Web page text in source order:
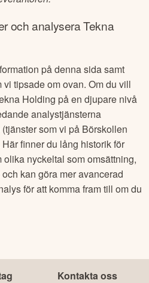
och analyseraTekna
på denna sida samt
tipsade om ovan. Om du vill
Holding på en djupare nivå
analystjänsterna
(tjänster som vi på Börskollen
finner du lång historik för
nyckeltal som omsättning,
kan göra mer avancerad
för att komma fram till om du
Kontakta oss